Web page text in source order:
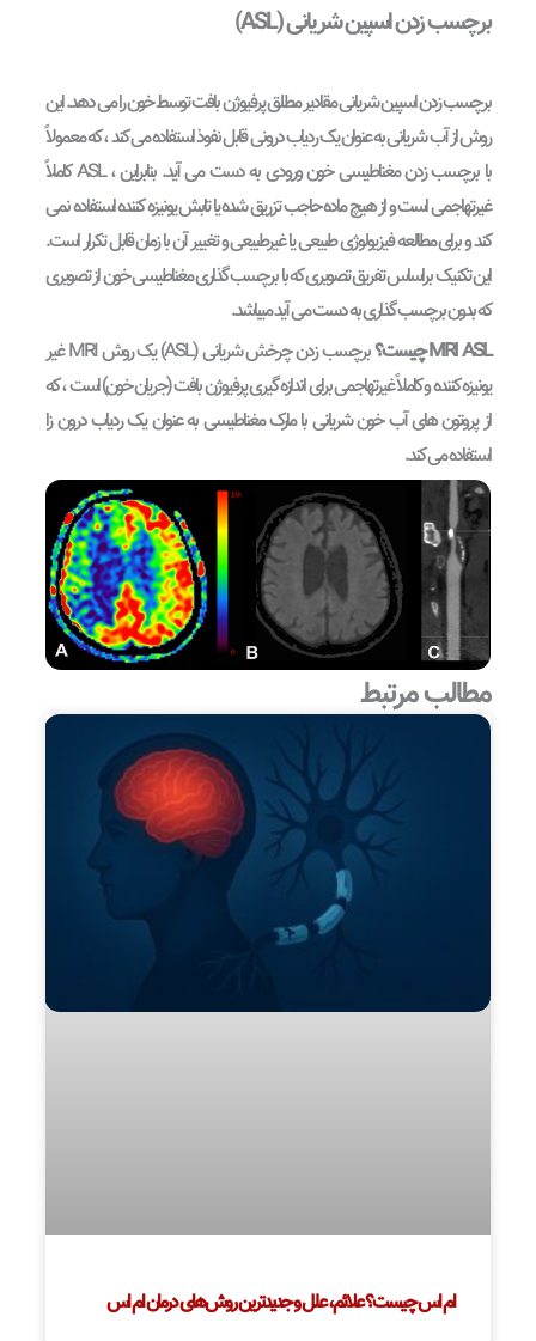
برچسب زدن اسپین شریانی (ASL
)
برچسب زدن اسپین شریانی مقادیر مطلق پرفیوژن بافت توسط خون را می دهد. این
روش از آب شریانی به عنوان یک ردیاب درونی قابل نفوذ استفاده می کند ، که معمولاً
با برچسب زدن مغناطیسی خون ورودی به دست می آید. بنابراین ، ASL کاملاً
غیرتهاجمی است و از هیچ ماده حاجب تزریق شده یا تابش یونیزه کننده استفاده نمی
کند و برای مطالعه فیزیولوژی طبیعی یا غیرطبیعی و تغییر آن با زمان قابل تکرار است.
این تکنیک براساس تفریق تصویری که با برچسب گذاری مغناطیسی خون از تصویری
که بدون برچسب گذاری به دست می آید میباشد.
MRI ASLچیست؟
برچسب زدن چرخش شریانی (ASL) یک روش MRI غیر
یونیزه کننده و کاملاً غیرتهاجمی برای اندازه گیری پرفیوژن بافت (جریان خون) است ، که
از پروتون های آب خون شریانی با مارک مغناطیسی به عنوان یک ردیاب درون زا
استفاده می کند.
مطالب مرتبط
ام اس چیست؟ علائم، علل و جدیدترین روش‌های درمان ام اس